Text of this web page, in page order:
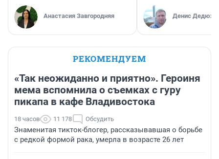
Анастасия Завгородняя Денис
РЕКОМЕНДУЕМ
«Так неожиданно и приятно». Героиня
мема вспомнила о съемках с гуру
пикапа в кафе Владивостока
18 часов 11 178 Обсудить
Знаменитая тикток-блогер, рассказывавшая о борьбе
с редкой формой рака, умерла в возрасте 26 лет